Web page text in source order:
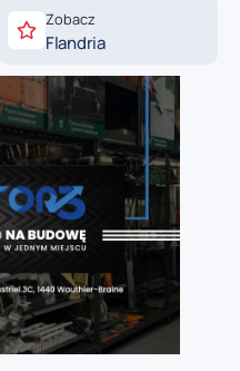
Zobacz
Flandria